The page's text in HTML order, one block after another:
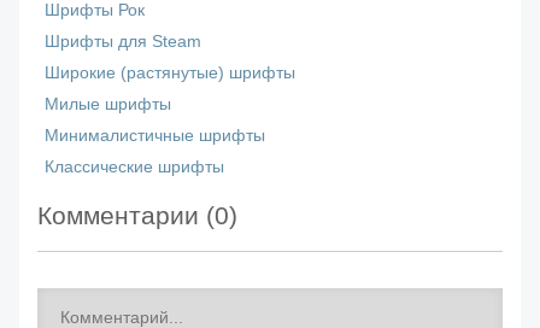
Шрифты Рок
Шрифты для Steam
Широкие (растянутые) шрифты
Милые шрифты
Минималистичные шрифты
Классические шрифты
Комментарии (0)